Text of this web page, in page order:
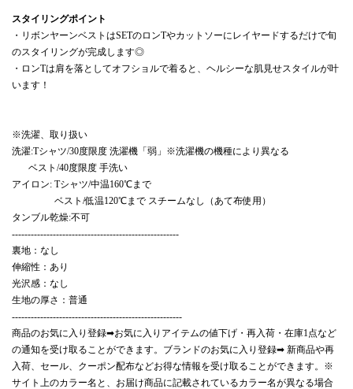
スタイリングポイント
・リボンヤーンベストはSETのロンTやカットソーにレイヤードするだけで旬
のスタイリングが完成します◎
・ロンTは肩を落としてオフショルで着ると、ヘルシーな肌見せスタイルが叶
います！
※洗濯、取り扱い
洗濯:Tシャツ/30度限度 洗濯機「弱」※洗濯機の機種により異なる
ベスト/40度限度 手洗い
アイロン: Tシャツ/中温160℃まで
ベスト/低温120℃まで スチームなし（あて布使用）
タンブル乾燥:不可
-----------------------------------------------------
裏地：なし
伸縮性：あり
光沢感：なし
生地の厚さ：普通
------------------------------------------------------
商品のお気に入り登録➡お気に入りアイテムの値下げ・再入荷・在庫1点など
の通知を受け取ることができます。ブランドのお気に入り登録➡ 新商品や再
入荷、セール、クーポン配布などお得な情報を受け取ることができます。※
サイト上のカラー名と、お届け商品に記載されているカラー名が異なる場合